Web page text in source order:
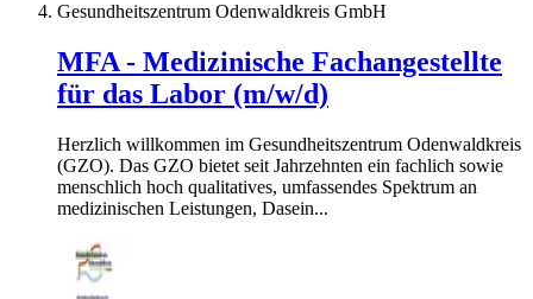
Gesundheitszentrum Odenwaldkreis GmbH
MFA - Medizinische Fachangestellte
für das Labor (m/w/d)
Herzlich willkommen im Gesundheitszentrum Odenwaldkreis
(GZO). Das GZO bietet seit Jahrzehnten ein fachlich sowie
menschlich hoch qualitatives, umfassendes Spektrum an
medizinischen Leistungen, Dasein...